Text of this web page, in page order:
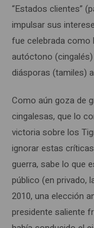
“Estados clientes”
impulsar sus
fue celebrada como
autóctono
diásporas (tamiles)
Como aún goza de
cingalesas, que lo
victoria sobre los
ignorar estas
guerra, sabe lo que
público (en privado,
2010, una elección
presidente saliente